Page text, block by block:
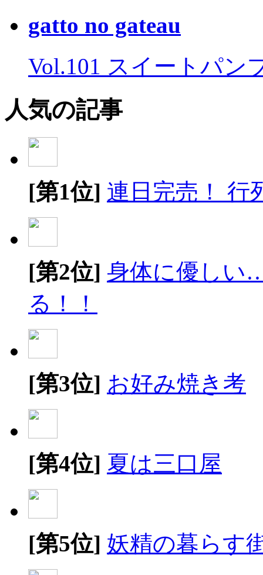
gatto no gateau
Vol.101 スイートパン
人気の記事
[第1位] 連日完売！ 行
[第2位] 身体に優しい
る！！
[第3位] お好み焼き考
[第4位] 夏は三口屋
[第5位] 妖精の暮らす